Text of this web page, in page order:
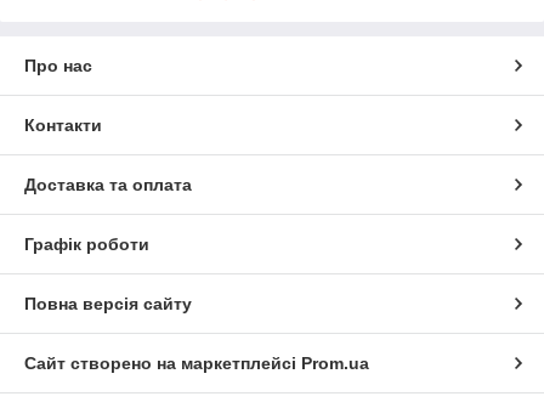
Про нас
Контакти
Доставка та оплата
Графік роботи
Повна версія сайту
Сайт створено на маркетплейсі Prom.ua